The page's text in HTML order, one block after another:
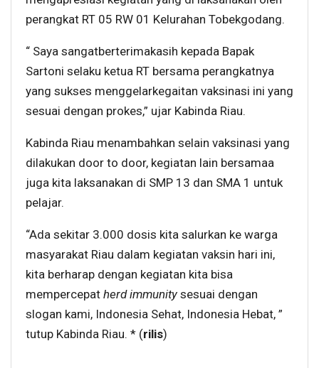
perangkat RT 05 RW 01 Kelurahan Tobekgodang.
“ Saya sangatberterimakasih kepada Bapak
Sartoni selaku ketua RT bersama perangkatnya
yang sukses menggelarkegaitan vaksinasi ini yang
sesuai dengan prokes,” ujar Kabinda Riau.
Kabinda Riau menambahkan selain vaksinasi yang
dilakukan door to door, kegiatan lain bersamaa
juga kita laksanakan di SMP 13 dan SMA 1 untuk
pelajar.
“Ada sekitar 3.000 dosis kita salurkan ke warga
masyarakat Riau dalam kegiatan vaksin hari ini,
kita berharap dengan kegiatan kita bisa
mempercepat herd immunity sesuai dengan
slogan kami, Indonesia Sehat, Indonesia Hebat, ”
tutup Kabinda Riau. * (rilis)